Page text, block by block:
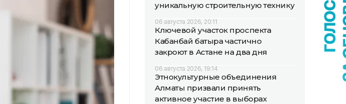
уникальную строительную технику
06 августа 2026, 20:11
Ключевой участок проспекта
Кабанбай батыра частично
закроют в Астане на два дня
06 августа 2026, 19:14
Этнокультурные объединения
Алматы призвали принять
активное участие в выборах